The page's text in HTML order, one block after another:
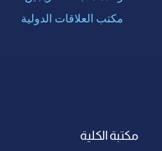
مكتب العلاقات الدولية
مكتبة الكلية